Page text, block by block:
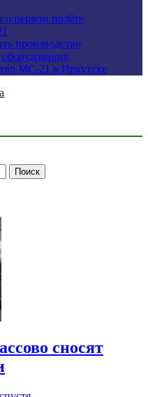
первом полёте
производство
МС-21 в Иркутске
сносят